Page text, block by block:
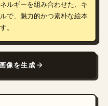
ルギーを組み合わせた、キ
で、魅力的かつ素朴な絵本
。
像を生成